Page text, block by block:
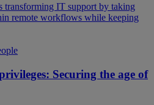
transforming IT support by taking
remote workflows while keeping
Securing the age of